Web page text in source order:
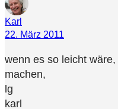
Karl
22. März 2011
wenn es so leicht
machen,
lg
karl